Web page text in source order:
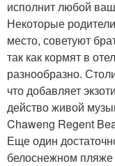
исполнит любой
Некоторые
место, советуют
так как кормят в
разнообразно.
что добавляет
действо живой
Chaweng Regent
Еще один
белоснежном